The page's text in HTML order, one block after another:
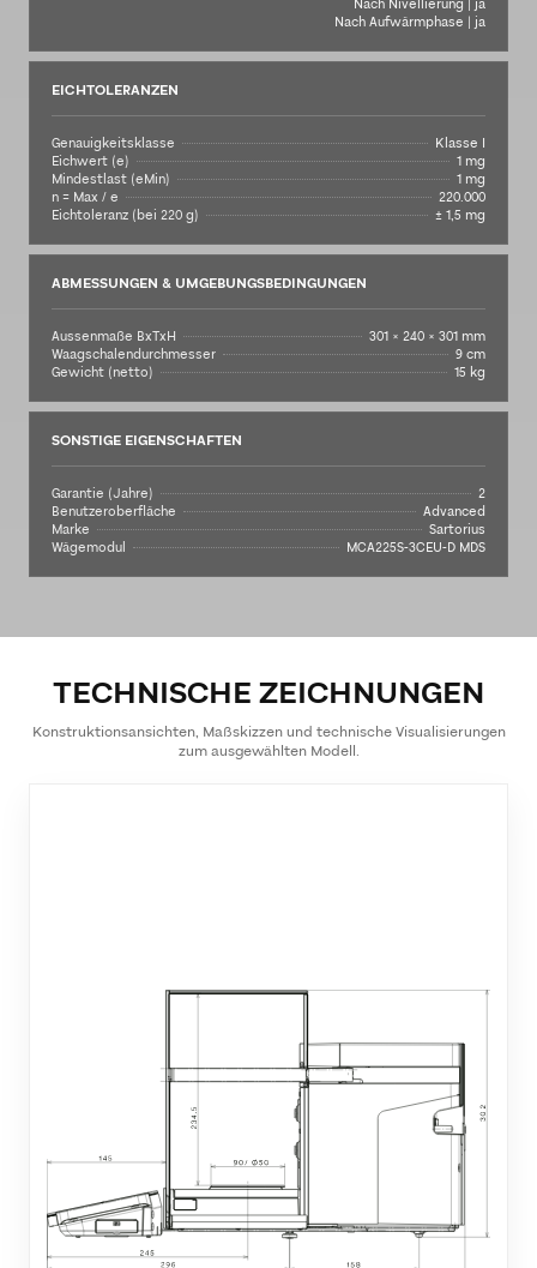
Nach Nivellierung | ja
Nach Aufwärmphase | ja
EICHTOLERANZEN
Genauigkeitsklasse
Klasse I
Eichwert (e)
1 mg
Mindestlast (eMin)
1 mg
n = Max / e
220.000
Eichtoleranz (bei 220 g)
± 1,5 mg
ABMESSUNGEN & UMGEBUNGSBEDINGUNGEN
Aussenmaße BxTxH
301 × 240 × 301 mm
Waagschalendurchmesser
9 cm
Gewicht (netto)
15 kg
SONSTIGE EIGENSCHAFTEN
Garantie (Jahre)
2
Benutzeroberfläche
Advanced
Marke
Sartorius
Wägemodul
MCA225S-3CEU-D MDS
TECHNISCHE ZEICHNUNGEN
Konstruktionsansichten, Maßskizzen und technische Visualisierungen
zum ausgewählten Modell.